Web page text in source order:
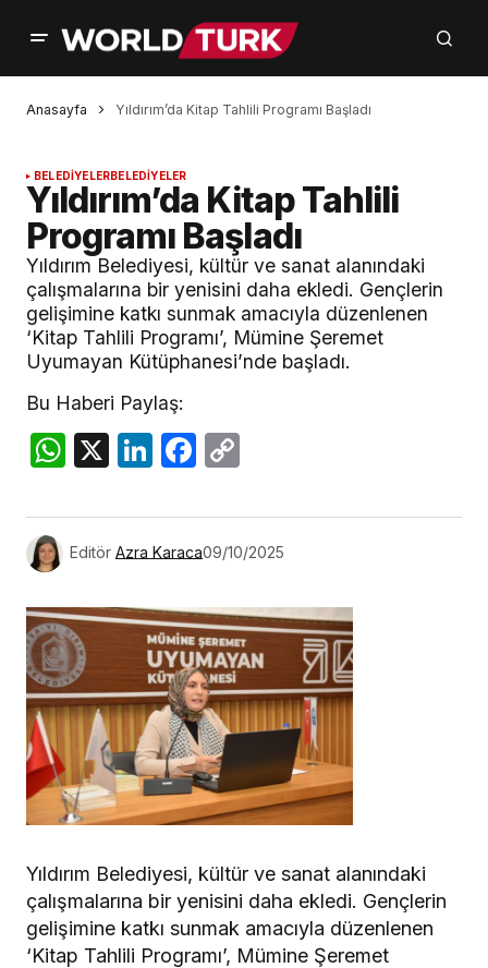
Anasayfa Yıldırım’da Kitap Tahlili Programı Başladı
BELEDİYELERBELEDİYELER
Yıldırım’da Kitap Tahlili
Programı Başladı
Yıldırım Belediyesi, kültür ve sanat alanındaki
çalışmalarına bir yenisini daha ekledi. Gençlerin
gelişimine katkı sunmak amacıyla düzenlenen
‘Kitap Tahlili Programı’, Mümine Şeremet
Uyumayan Kütüphanesi’nde başladı.
Bu Haberi Paylaş:
WhatsApp
X LinkedIn
Facebook
Editör Azra Karaca09/10/2025
Yıldırım Belediyesi, kültür ve sanat alanındaki
çalışmalarına bir yenisini daha ekledi. Gençlerin
gelişimine katkı sunmak amacıyla düzenlenen
‘Kitap Tahlili Programı’, Mümine Şeremet